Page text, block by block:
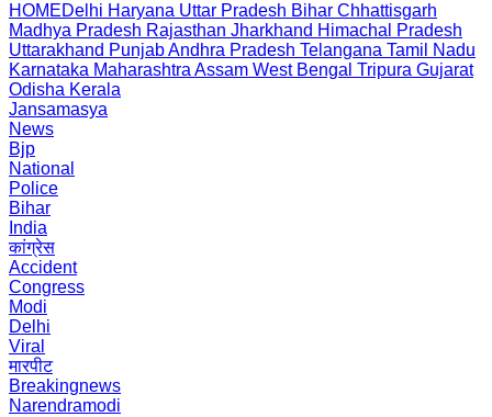
HOMEDelhi Haryana Uttar Pradesh Bihar Chhattisgarh
Madhya Pradesh Rajasthan Jharkhand Himachal Pradesh
Uttarakhand PunjabAndhra Pradesh Telangana Tamil Nadu
Karnataka Maharashtra Assam West Bengal Tripura Gujarat
Odisha Kerala
Jansamasya
News
Bjp
National
Police
Bihar
India
कांग्रेस
Accident
Congress
Modi
Delhi
Viral
मारपीट
Breakingnews
Narendramodi